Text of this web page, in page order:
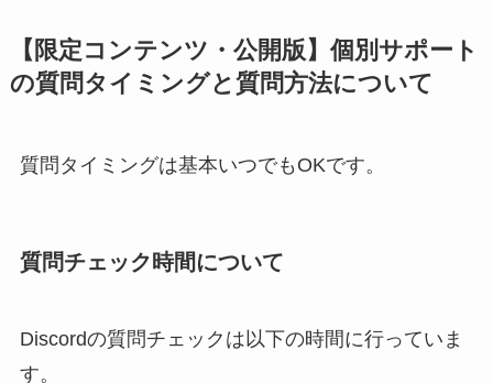
【限定コンテンツ・公開版】個別サポート
の質問タイミングと質問方法について
質問タイミングは基本いつでもOKです。
質問チェック時間について
Discordの質問チェックは以下の時間に行っていま
す。